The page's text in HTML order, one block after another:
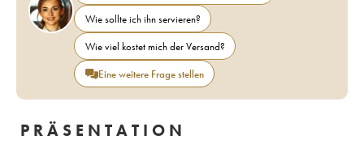
Wie sollte ich ihn servieren?
Wie viel kostet mich der Versand?
Eine weitere Frage stellen
PRÄSENTATION